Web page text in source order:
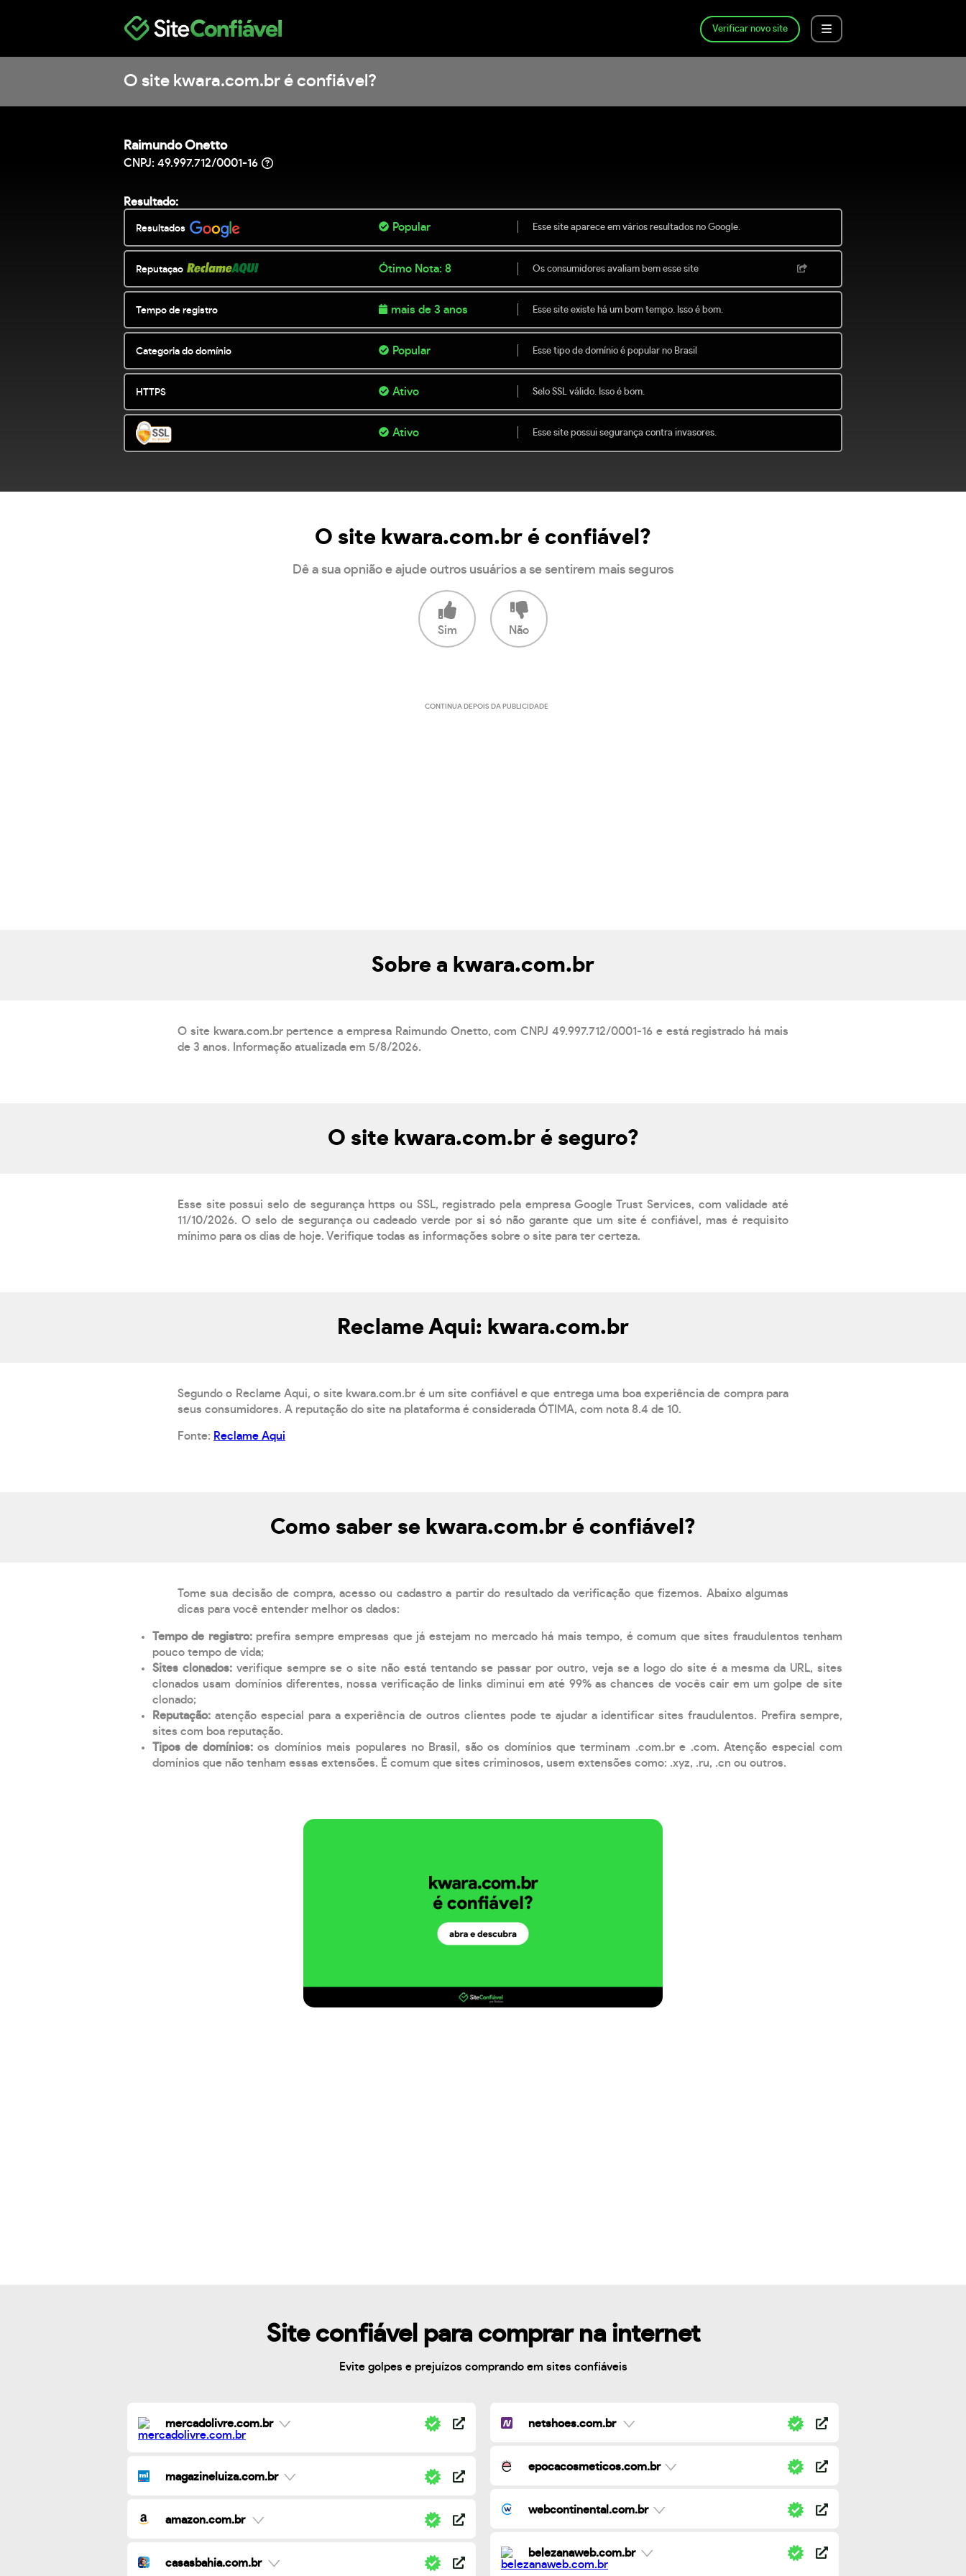
Verificar novo site
O site kwara.com.br é confiável?
Raimundo Onetto
CNPJ: 49.997.712/0001-16
Resultado:
Resultados Popular Esse site aparece em vários resultados no Google.
Reputaçao Ótimo Nota: 8 Os consumidores avaliam bem esse site
Tempo de registro mais de 3 anos Esse site existe há um bom tempo. Isso é bom.
Categoria do domínio Popular Esse tipo de domínio é popular no Brasil
HTTPS Ativo Selo SSL válido. Isso é bom.
Ativo Esse site possui segurança contra invasores.
O site kwara.com.br é confiável?
Dê a sua opnião e ajude outros usuários a se sentirem mais seguros
Sim Não
CONTINUA DEPOIS DA PUBLICIDADE
Sobre a kwara.com.br
O site kwara.com.br pertence a empresa Raimundo Onetto, com CNPJ 49.997.712/0001-16 e está registrado há mais
de 3 anos. Informação atualizada em 5/8/2026.
O site kwara.com.br é seguro?
Esse site possui selo de segurança https ou SSL, registrado pela empresa Google Trust Services, com validade até
11/10/2026. O selo de segurança ou cadeado verde por si só não garante que um site é confiável, mas é requisito
mínimo para os dias de hoje. Verifique todas as informações sobre o site para ter certeza.
Reclame Aqui: kwara.com.br
Segundo o Reclame Aqui, o site kwara.com.br é um site confiável e que entrega uma boa experiência de compra para
seus consumidores. A reputação do site na plataforma é considerada ÓTIMA, com nota 8.4 de 10.
Fonte: Reclame Aqui
Como saber se kwara.com.br é confiável?
Tome sua decisão de compra, acesso ou cadastro a partir do resultado da verificação que fizemos. Abaixo algumas
dicas para você entender melhor os dados:
Tempo de registro: prefira sempre empresas que já estejam no mercado há mais tempo, é comum que sites fraudulentos tenham
pouco tempo de vida;
Sites clonados: verifique sempre se o site não está tentando se passar por outro, veja se a logo do site é a mesma da URL, sites
clonados usam domínios diferentes, nossa verificação de links diminui em até 99% as chances de vocês cair em um golpe de site
clonado;
Reputação: atenção especial para a experiência de outros clientes pode te ajudar a identificar sites fraudulentos. Prefira sempre,
sites com boa reputação.
Tipos de domínios:os domínios mais populares no Brasil, são os domínios que terminam .com.br e .com. Atenção especial com
domínios que não tenham essas extensões. É comum que sites criminosos, usem extensões como: .xyz, .ru, .cn ou outros.
Site confiável para comprar na internet
Evite golpes e prejuízos comprando em sites confiáveis
mercadolivre.com.br
magazineluiza.com.br
amazon.com.br
casasbahia.com.br
netshoes.com.br
epocacosmeticos.com.br
webcontinental.com.br
belezanaweb.com.br